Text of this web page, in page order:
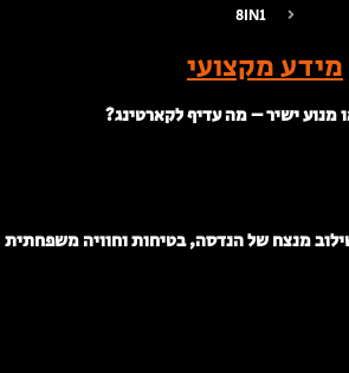
8IN1
מידע מקצועי
ישיר – מה עדיף לקארטינג?
מנצח של הנדסה, בטיחות וחוויה משפחתית